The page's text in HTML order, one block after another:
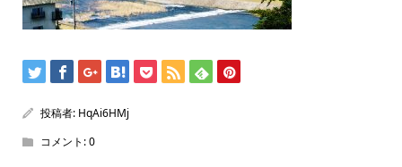
投稿者: HqAi6HMj
コメント:0